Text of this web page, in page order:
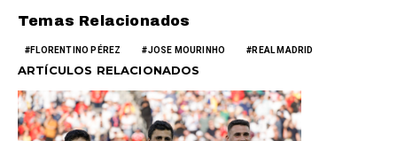
Temas Relacionados
FLORENTINO PÉREZ JOSE MOURINHO REAL MADRID
ARTÍCULOS RELACIONADOS